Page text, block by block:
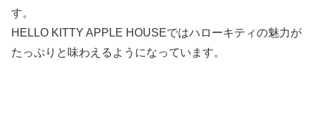
す。
HELLO KITTY APPLE HOUSEではハローキティの魅力が
たっぷりと味わえるようになっています。